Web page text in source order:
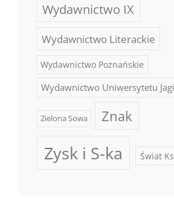
Wydawnictwo IX
Wydawnictwo Literackie
Wydawnictwo Poznańskie
Wydawnictwo Uniwersytetu
Zielona Sowa Znak
Zysk i S-ka Świat